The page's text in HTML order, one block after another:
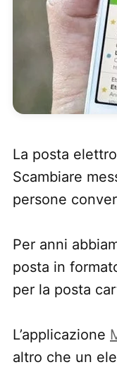
La posta
Scambiare
persone
Per anni
posta in
per la posta
L’applicazione
altro che un